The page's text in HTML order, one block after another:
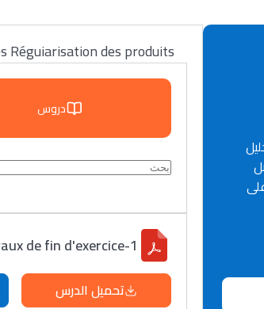
Réguiarisation des produits
دروس
de fin d'exercice-1-
تحميل الدرس